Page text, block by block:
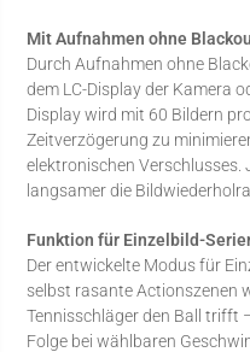
Mit Aufnahmen ohne
Durch Aufnahmen ohne
dem LC-Display der Kamera
Display wird mit 60 Bildern
Zeitverzögerung zu
elektronischen Verschlusses.
langsamer die
Funktion für Einzelbild-
Der entwickelte Modus für
selbst rasante Actionszenen
Tennisschläger den Ball trifft
Folge bei wählbaren